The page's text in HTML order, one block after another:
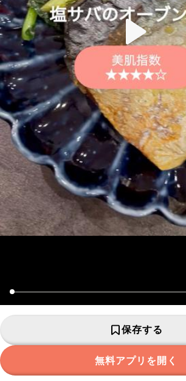
保存する
無料アプリを開く